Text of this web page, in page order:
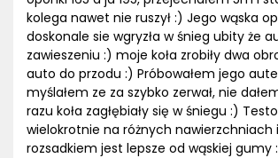
kolega nawet nie ruszył :) Jego wąska
doskonale sie wgryzła w śnieg ubity że
zawieszeniu :) moje koła zrobiły dwa
auto do przodu :) Próbowałem jego
myślałem ze za szybko zerwał, nie
razu koła zagłębiały się w śniegu :)
wielokrotnie na różnych nawierzchniach i
rozsadkiem jest lepsze od wąskiej gumy